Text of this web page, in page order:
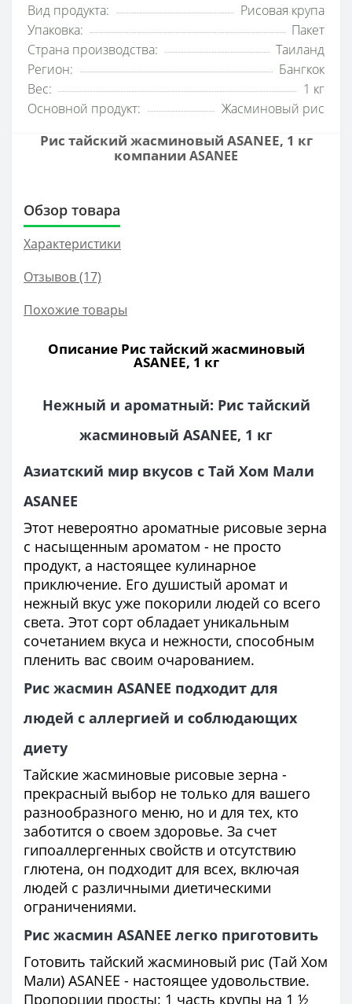
Вид продукта:
Рисовая крупа
Упаковка:
Пакет
Страна производства:
Таиланд
Регион:
Бангкок
Вес:
1 кг
Основной продукт:
Жасминовый рис
Рис тайский жасминовый ASANEE, 1 кг
компании ASANEE
Обзор товара
Характеристики
Отзывов (17)
Похожие товары
Описание Рис тайский жасминовый
ASANEE, 1 кг
Нежный и ароматный: Рис тайский
жасминовый ASANEE, 1 кг
Азиатский мир вкусов с Тай Хом Мали
ASANEE
Этот невероятно ароматные рисовые зерна
с насыщенным ароматом - не просто
продукт, а настоящее кулинарное
приключение. Его душистый аромат и
нежный вкус уже покорили людей со всего
света. Этот сорт обладает уникальным
сочетанием вкуса и нежности, способным
пленить вас своим очарованием.
Рис жасмин ASANEE подходит для
людей с аллергией и соблюдающих
диету
Тайские жасминовые рисовые зерна -
прекрасный выбор не только для вашего
разнообразного меню, но и для тех, кто
заботится о своем здоровье. За счет
гипоаллергенных свойств и отсутствию
глютена, он подходит для всех, включая
людей с различными диетическими
ограничениями.
Рис жасмин ASANEE легко приготовить
Готовить тайский жасминовый рис (Тай Хом
Мали) ASANEE - настоящее удовольствие.
Пропорции просты: 1 часть крупы на 1 ½